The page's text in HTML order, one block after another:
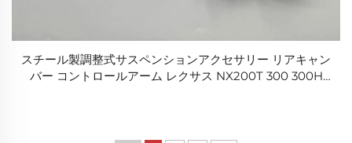
スチール製調整式サスペンションアクセサリー リアキャン
バー コントロールアーム レクサス NX200T 300 300H